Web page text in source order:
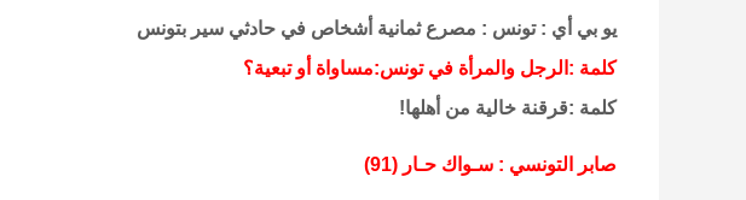
يو بي أي : تونس : مصرع ثمانية أشخاص في حادثي سير بتونس
كلمة :الرجل والمرأة في تونس:مساواة أو تبعية؟
كلمة :قرقنة خالية من أهلها!
صابر التونسي : سـواك حـار (91)